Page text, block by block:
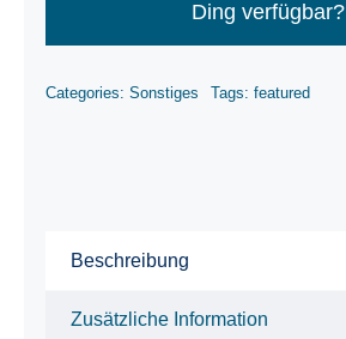
Ding verfügbar?
Categories: Sonstiges Tags: featured
Beschreibung
Zusätzliche Information